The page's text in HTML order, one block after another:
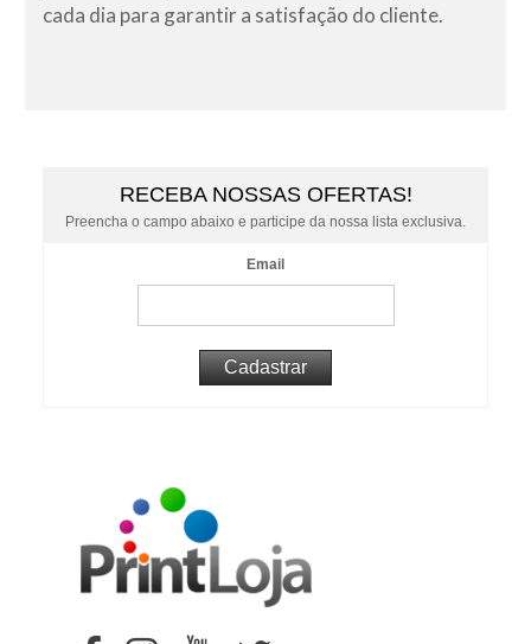
cada dia para garantir a satisfação do cliente.
RECEBA NOSSAS OFERTAS!
Preencha o campo abaixo e participe da nossa lista exclusiva.
Email